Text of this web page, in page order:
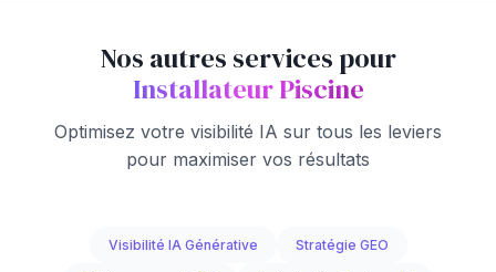
Nos autres services pour
Installateur Piscine
Optimisez votre visibilité IA sur tous les leviers
pour maximiser vos résultats
Visibilité IA Générative Stratégie GEO